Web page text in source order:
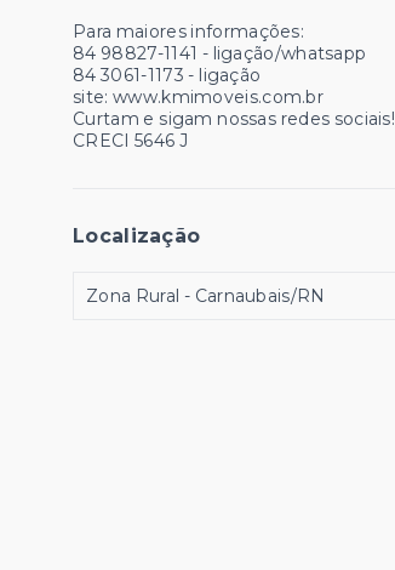
Para maiores informações:
84 98827-1141 - ligação/whatsapp
84 3061-1173 - ligação
site: www.kmimoveis.com.br
Curtam e sigam nossas redes sociais!
CRECI 5646 J
Localização
Zona Rural - Carnaubais/RN